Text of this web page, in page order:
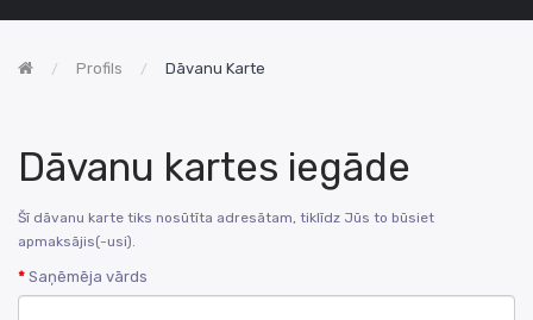
Profils Dāvanu Karte
Dāvanu kartes iegāde
Šī dāvanu karte tiks nosūtīta adresātam, tiklīdz Jūs to būsiet
apmaksājis(-usi).
Saņēmēja vārds